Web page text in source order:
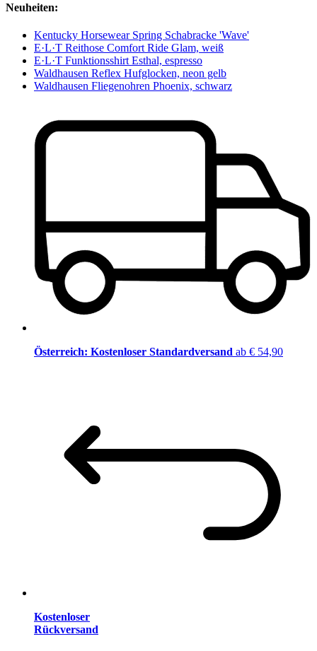
Neuheiten:
Kentucky Horsewear Spring Schabracke 'Wave'
E·L·T Reithose Comfort Ride Glam, weiß
E·L·T Funktionsshirt Esthal, espresso
Waldhausen Reflex Hufglocken, neon gelb
Waldhausen Fliegenohren Phoenix, schwarz
Österreich: Kostenloser Standardversand ab € 54,90
Kostenloser
Rückversand